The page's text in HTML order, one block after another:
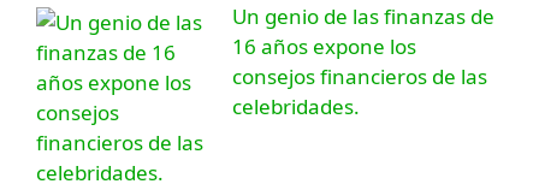
Un genio de las finanzas de
16 años expone los
consejos financieros de las
celebridades.